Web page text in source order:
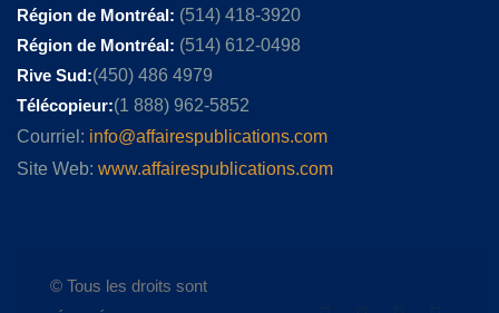
Région de Montréal: (514) 418-3920
Région de Montréal: (514) 612-0498
Rive Sud:(450) 486 4979
Télécopieur:(1 888) 962-5852
Courriel: info@affairespublications.com
Site Web: www.affairespublications.com
© Tous les droits sont